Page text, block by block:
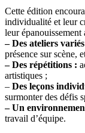
Cette édition
individualité et leur
leur épanouissement
– Des ateliers
présence sur scène,
– Des répétitions :
artistiques ;
– Des leçons
surmonter des défis
– Un
travail d’équipe.